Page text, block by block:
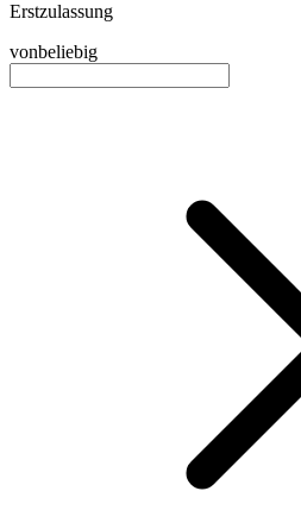
Erstzulassung
vonbeliebig